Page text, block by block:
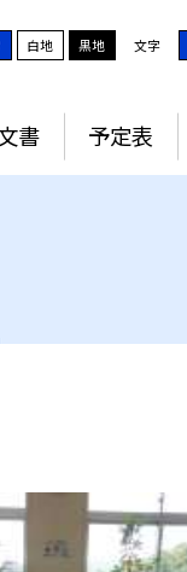
白地 黒地 文字
書 予定表